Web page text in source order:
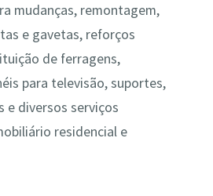
mudanças, remontagem,
e gavetas, reforços
de ferragens,
para televisão, suportes,
e diversos serviços
residencial e